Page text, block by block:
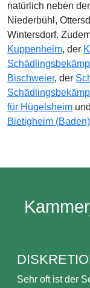
natürlich neben
Niederbühl,
Wintersdorf.
Kuppenheim, der
Bischweier, der
für Hügelsheim
Bietigheim (Baden)
Sehr oft ist der